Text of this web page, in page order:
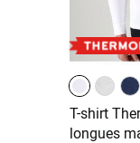
T-shirt
longues